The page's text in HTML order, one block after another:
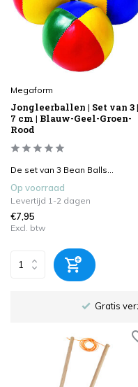
Megaform
Jongleerballen | Set van 3 |
7 cm | Blauw-Geel-Groen-
Rood
De set van 3 Bean Balls...
Op voorraad
Levertijd 1-2 dagen
€7,95
Excl. btw
Gratis